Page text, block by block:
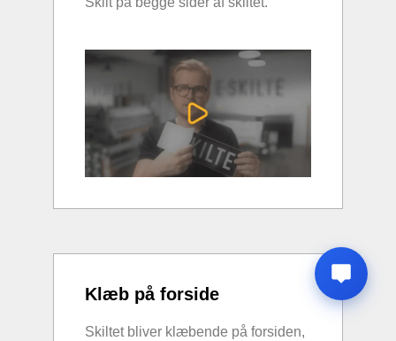
Klæb på forside
Skiltet bliver klæbende på forsiden,